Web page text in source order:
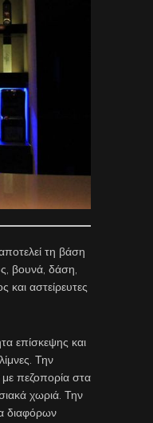
τη βάση
βουνά, δάση,
αστείρευτες
επίσκεψης και
Την
πεζοπορία στα
χωριά. Την
διαφόρων